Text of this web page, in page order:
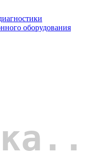
оборудования